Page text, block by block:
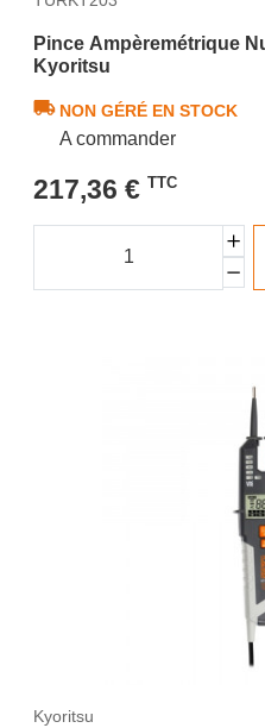
Pince Ampèremétrique
Kyoritsu
NON GÉRÉ EN STOCK
A commander
217,36 € TTC
Kyoritsu